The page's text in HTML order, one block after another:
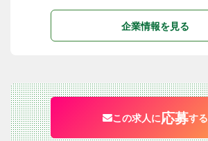
企業情報を見る
この求人に応募する